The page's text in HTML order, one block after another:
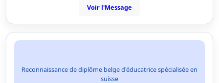
Voir l'Message
Reconnaissance de diplôme belge d'éducatrice spécialisée en
suisse